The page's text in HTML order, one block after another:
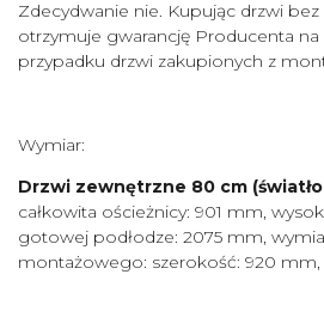
Zdecydwanie nie. Kupując drzwi
otrzymuje gwarancję Producenta na
przypadku drzwi zakupionych z
Wymiar:
Drzwi zewnętrzne 80 cm
całkowita ościeżnicy: 901 mm,
gotowej podłodze: 2075 mm,
montażowego: szerokość: 920